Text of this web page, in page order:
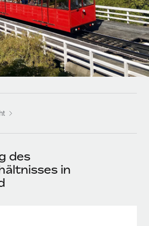
der HR in bestehende Abläufe
Kernfunktionen für dein Team
für globale HR & Compliance
HR-Lösungen, um Teams zu
Konzerne und Großunternehmen
von Global-HR-Funktionen in deine
Möglichkeiten einer Partnerschaft
des
in